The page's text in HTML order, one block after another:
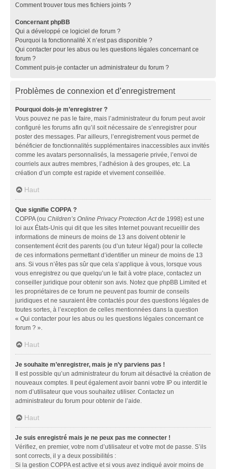
Comment trouver tous mes fichiers joints ?
Concernant phpBB
Qui a développé ce logiciel de forum ?
Pourquoi la fonctionnalité X n’est pas disponible ?
Qui contacter pour les abus ou les questions légales concernant ce
forum ?
Comment puis-je contacter un administrateur du forum ?
Problèmes de connexion et d’enregistrement
Pourquoi dois-je m’enregistrer ?
Vous pouvez ne pas le faire, mais l’administrateur du forum peut avoir
configuré les forums afin qu’il soit nécessaire de s’enregistrer pour
poster des messages. Par ailleurs, l’enregistrement vous permet de
bénéficier de fonctionnalités supplémentaires inaccessibles aux invités
comme les avatars personnalisés, la messagerie privée, l’envoi de
courriels aux autres membres, l’adhésion à des groupes, etc. La
création d’un compte est rapide et vivement conseillée.
Haut
Que signifie COPPA ?
COPPA (ou Children’s Online Privacy Protection Actde 1998) est une
loi aux États-Unis qui dit que les sites Internet pouvant recueillir des
informations de mineurs de moins de 13 ans doivent obtenir le
consentement écrit des parents (ou d’un tuteur légal) pour la collecte
de ces informations permettant d’identifier un mineur de moins de 13
ans. Si vous n’êtes pas sûr que cela s’applique à vous, lorsque vous
vous enregistrez ou que quelqu’un le fait à votre place, contactez un
conseiller juridique pour obtenir son avis. Notez que phpBB Limited et
les propriétaires de ce forum ne peuvent pas fournir de conseils
juridiques et ne sauraient être contactés pour des questions légales de
toutes sortes, à l’exception de celles mentionnées dans la question
« Qui contacter pour les abus ou les questions légales concernant ce
forum ? ».
Haut
Je souhaite m’enregistrer, mais je n’y parviens pas !
Il est possible qu’un administrateur du forum ait désactivé la création de
nouveaux comptes. Il peut également avoir banni votre IP ou interdit le
nom d’utilisateur que vous souhaitez utiliser. Contactez un
administrateur du forum pour obtenir de l’aide.
Haut
Je suis enregistré mais je ne peux pas me connecter !
Vérifiez, en premier, votre nom d’utilisateur et votre mot de passe. S’ils
sont corrects, il y a deux possibilités :
Si la gestion COPPA est active et si vous avez indiqué avoir moins de